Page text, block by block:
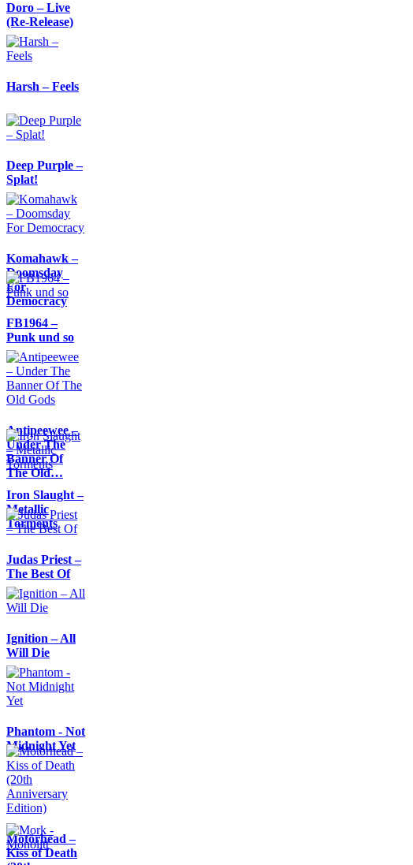
Doro – Live
(Re-Release)
Harsh – Feels
Deep Purple –
Splat!
Komahawk –
Doomsday
For
Democracy
FB1964 –
Punk und so
Antipeewee –
Under The
Banner Of
The Old…
Iron Slaught –
Metallic
Torments
Judas Priest –
The Best Of
Ignition – All
Will Die
Phantom - Not
Midnight Yet
Motörhead –
Kiss of Death